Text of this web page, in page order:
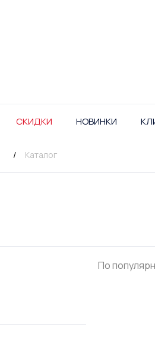
СКИДКИ НОВИНКИ
/ Каталог
По